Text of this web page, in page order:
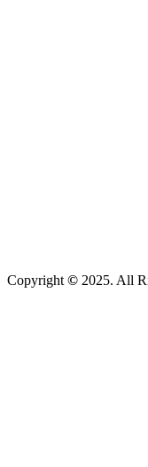
Copyright © 2025. All